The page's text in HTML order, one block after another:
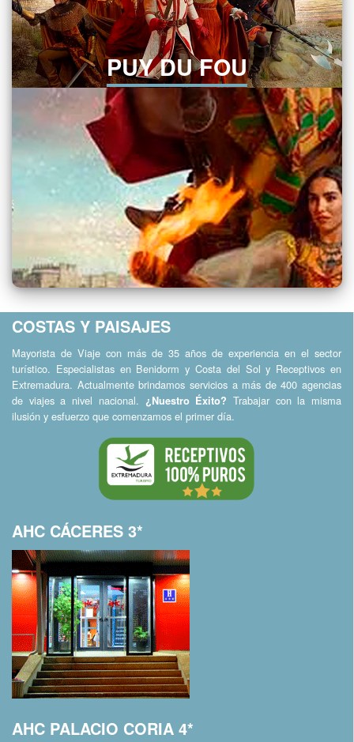
PUY DU FOU
COSTAS Y PAISAJES
Mayorista de Viaje con más de 35 años de experiencia en el sector
turístico. Especialistas en Benidorm y Costa del Sol y Receptivos en
Extremadura. Actualmente brindamos servicios a más de 400 agencias
de viajes a nivel nacional. ¿Nuestro Éxito? Trabajar con la misma
ilusión y esfuerzo que comenzamos el primer día.
AHC CÁCERES 3*
AHC PALACIO CORIA 4*